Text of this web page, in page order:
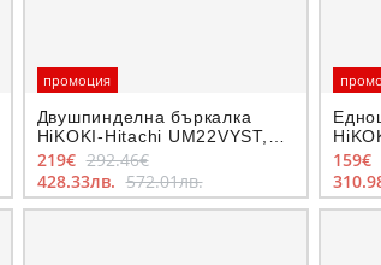
промоция
Двушпинделна бъркалка
HiKOKI-Hitachi UM22VYST,
1800 W, захват M27
219€ 292.46€
428.33лв. 572.01лв.
1600
159€